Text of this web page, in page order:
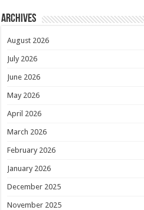
Archives
August 2026
July 2026
June 2026
May 2026
April 2026
March 2026
February 2026
January 2026
December 2025
November 2025